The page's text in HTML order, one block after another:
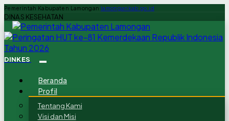
Pemerintah Kabupaten Lamongan lamongankab.go.id
DINAS KESEHATAN
DINKES
Beranda
Profil
Tentang Kami
Visi dan Misi